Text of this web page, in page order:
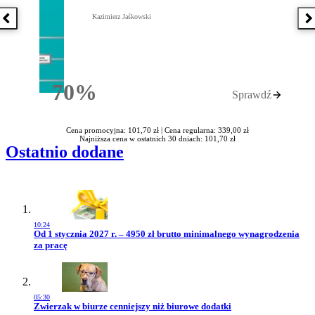
Poprzednia książka
70%Rabatu
Kazimierz Jaśkowski
Sprawdź
Cena promocyjna: 101,70 zł | Cena regularna: 339,00 zł
Najniższa cena w ostatnich 30 dniach: 101,70 zł
Ostatnio dodane
10:24
Przejdź do artykułu:
Od 1 stycznia 2027 r. – 4950 zł brutto minimalnego wynagrodzenia
za pracę
05:30
Przejdź do artykułu:
Zwierzak w biurze cenniejszy niż biurowe dodatki